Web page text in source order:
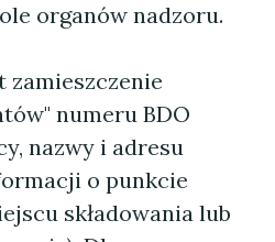
organów nadzoru.
zamieszczenie
numeru BDO
nazwy i adresu
o punkcie
składowania lub